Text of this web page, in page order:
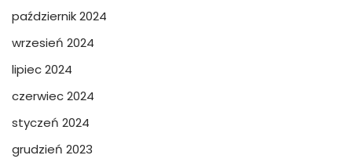
październik 2024
wrzesień 2024
lipiec 2024
czerwiec 2024
styczeń 2024
grudzień 2023